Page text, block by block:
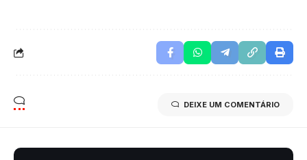
DEIXE UM COMENTÁRIO